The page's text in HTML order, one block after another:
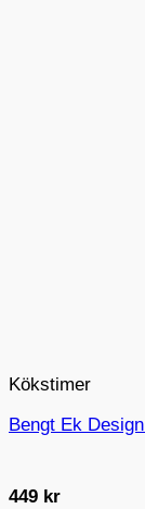
Kökstimer
Bengt Ek
449 kr